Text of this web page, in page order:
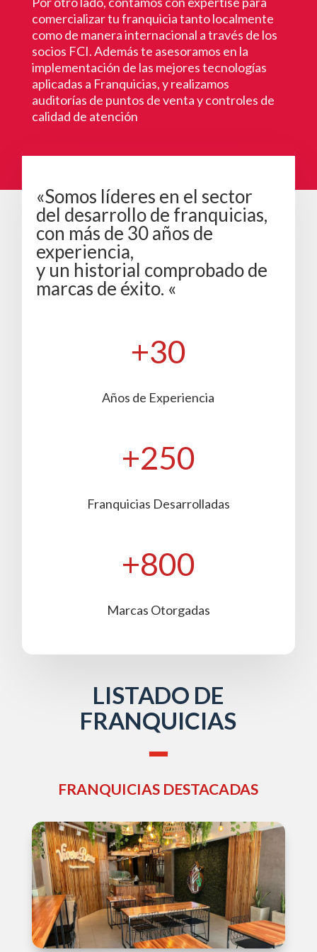
comercializar tu franquicia tanto localmente
como de manera internacional a través de los
socios FCI. Además te asesoramos en la
implementación de las mejores tecnologías
aplicadas a Franquicias, y realizamos
auditorías de puntos de venta y controles de
calidad de atención
«Somos líderes en el sector
del desarrollo de franquicias,
con más de 30 años de
experiencia,
y un historial comprobado de
marcas de éxito. «
+30
Años de Experiencia
+250
Franquicias Desarrolladas
+800
Marcas Otorgadas
LISTADO DE
FRANQUICIAS
FRANQUICIAS DESTACADAS